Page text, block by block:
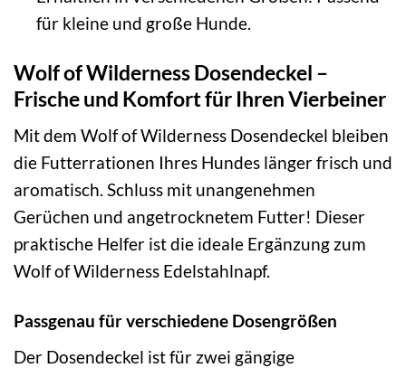
für kleine und große Hunde.
Wolf of Wilderness Dosendeckel –
Frische und Komfort für Ihren Vierbeiner
Mit dem Wolf of Wilderness Dosendeckel bleiben
die Futterrationen Ihres Hundes länger frisch und
aromatisch. Schluss mit unangenehmen
Gerüchen und angetrocknetem Futter! Dieser
praktische Helfer ist die ideale Ergänzung zum
Wolf of Wilderness Edelstahlnapf.
Passgenau für verschiedene Dosengrößen
Der Dosendeckel ist für zwei gängige